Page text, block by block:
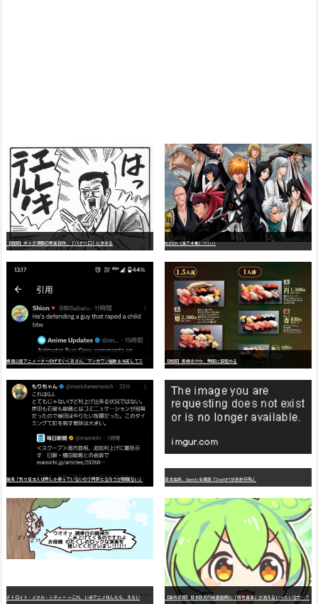
【朗報】ギャグ漫画の最高傑作、「パタリロ」に決まる BLEACH（全７４巻）?!!!!!
【朗報】美樹さやか、愛国に目覚める
識者「我々日本人は円しか使っていないので円安になろうが問題ない」 日本生命、OpenAIを提訴「ChatGPTが非弁行為」
デ
トロイト・メタル・シティー ⇐これ、いまアニメ化したら、えらいことになってたよな？ 【高市悲報】日本政府の成長戦略に「暗号資産」が消えるいったいなぜ…？